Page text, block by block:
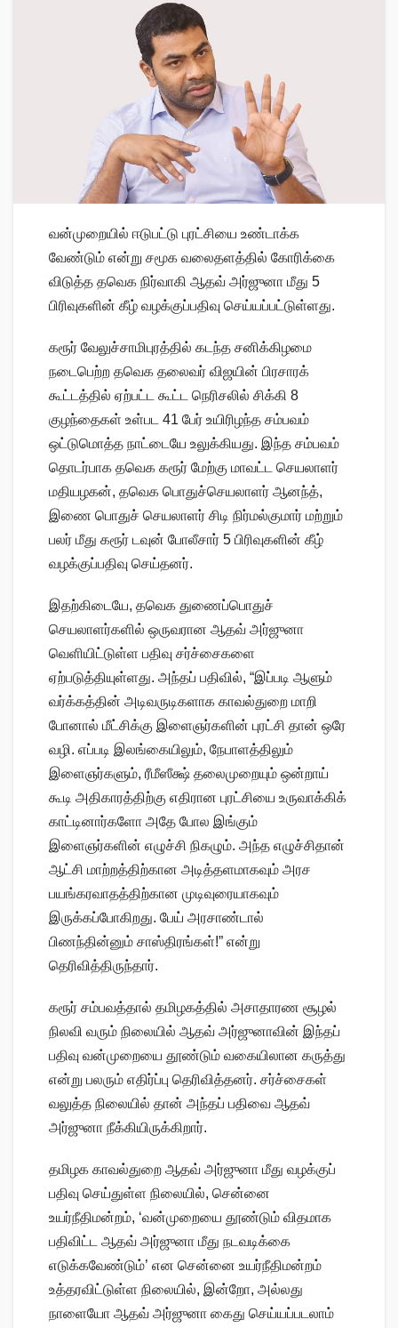
வன்முறையில் ஈடுபட்டு புரட்சியை உண்டாக்க
வேண்டும் என்று சமூக வலைதளத்தில் கோரிக்கை
விடுத்த தவெக நிர்வாகி ஆதவ் அர்ஜுனா மீது 5
பிரிவுகளின் கீழ் வழக்குப்பதிவு செய்யப்பட்டுள்ளது.
கரூர் வேலுச்சாமிபுரத்தில் கடந்த சனிக்கிழமை
நடைபெற்ற தவெக தலைவர் விஜயின் பிரசாரக்
கூட்டத்தில் ஏற்பட்ட கூட்ட நெரிசலில் சிக்கி 8
குழந்தைகள் உள்பட 41 பேர் உயிரிழந்த சம்பவம்
ஒட்டுமொத்த நாட்டையே உலுக்கியது. இந்த சம்பவம்
தொடர்பாக தவெக கரூர் மேற்கு மாவட்ட செயலாளர்
மதியழகன், தவெக பொதுச்செயலாளர் ஆனந்த்,
இணை பொதுச் செயலாளர் சிடி நிர்மல்குமார் மற்றும்
பலர் மீது கரூர் டவுன் போலீசார் 5 பிரிவுகளின் கீழ்
வழக்குப்பதிவு செய்தனர்.
இதற்கிடையே, தவெக துணைப்பொதுச்
செயலாளர்களில் ஒருவரான ஆதவ் அர்ஜுனா
வெளியிட்டுள்ள பதிவு சர்ச்சைகளை
ஏற்படுத்தியுள்ளது. அந்தப் பதிவில், “இப்படி ஆளும்
வர்க்கத்தின் அடிவருடிகளாக காவல்துறை மாறி
போனால் மீட்சிக்கு இளைஞர்களின் புரட்சி தான் ஒரே
வழி. எப்படி இலங்கையிலும், நேபாளத்திலும்
இளைஞர்களும், ரீமீஸீக்ஷ் தலைமுறையும் ஒன்றாய்
கூடி அதிகாரத்திற்கு எதிரான புரட்சியை உருவாக்கிக்
காட்டினார்களோ அதே போல இங்கும்
இளைஞர்களின் எழுச்சி நிகழும். அந்த எழுச்சிதான்
ஆட்சி மாற்றத்திற்கான அடித்தளமாகவும் அரச
பயங்கரவாதத்திற்கான முடிவுரையாகவும்
இருக்கப்போகிறது. பேய் அரசாண்டால்
பிணந்தின்னும் சாஸ்திரங்கள்!” என்று
தெரிவித்திருந்தார்.
கரூர் சம்பவத்தால் தமிழகத்தில் அசாதாரண சூழல்
நிலவி வரும் நிலையில் ஆதவ் அர்ஜுனாவின் இந்தப்
பதிவு வன்முறையை தூண்டும் வகையிலான கருத்து
என்று பலரும் எதிர்ப்பு தெரிவித்தனர். சர்ச்சைகள்
வலுத்த நிலையில் தான் அந்தப் பதிவை ஆதவ்
அர்ஜுனா நீக்கியிருக்கிறார்.
தமிழக காவல்துறை ஆதவ் அர்ஜுனா மீது வழக்குப்
பதிவு செய்துள்ள நிலையில், சென்னை
உயர்நீதிமன்றம், ‘வன்முறையை தூண்டும் விதமாக
பதிவிட்ட ஆதவ் அர்ஜுனா மீது நடவடிக்கை
எடுக்கவேண்டும்’ என சென்னை உயர்நீதிமன்றம்
உத்தரவிட்டுள்ள நிலையில், இன்றோ, அல்லது
நாளையோ ஆதவ் அர்ஜுனா கைது செய்யப்படலாம்